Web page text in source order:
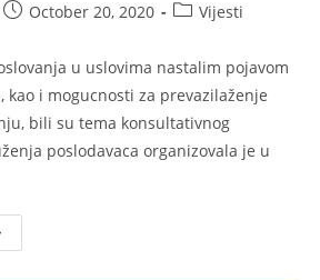
October 20, 2020 Vijesti
u uslovima nastalim pojavom
kao i mogucnosti za prevazilaženje
bili su tema konsultativnog
poslodavaca organizovala je u